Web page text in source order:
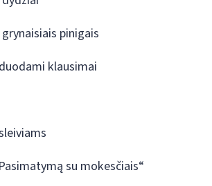
pinigais
klausimai
su mokesčiais“